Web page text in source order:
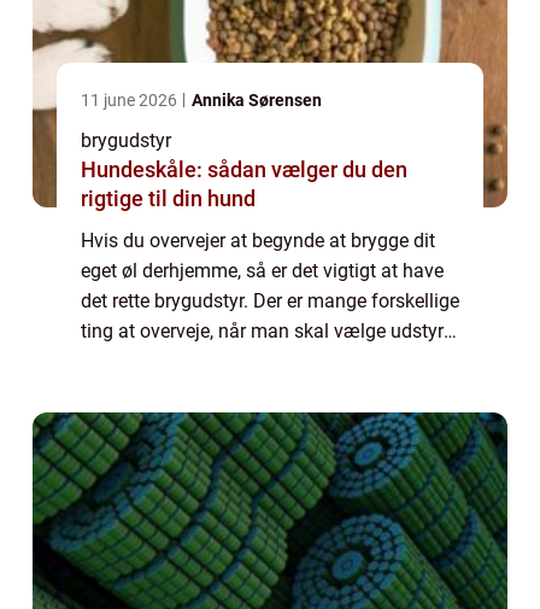
11 june 2026 Annika Sørensen
brygudstyr
Hundeskåle: sådan vælger du den
rigtige til din hund
Hvis du overvejer at begynde at brygge dit
eget øl derhjemme, så er det vigtigt at have
det rette brygudstyr. Der er mange forskellige
ting at overveje, når man skal vælge udstyr